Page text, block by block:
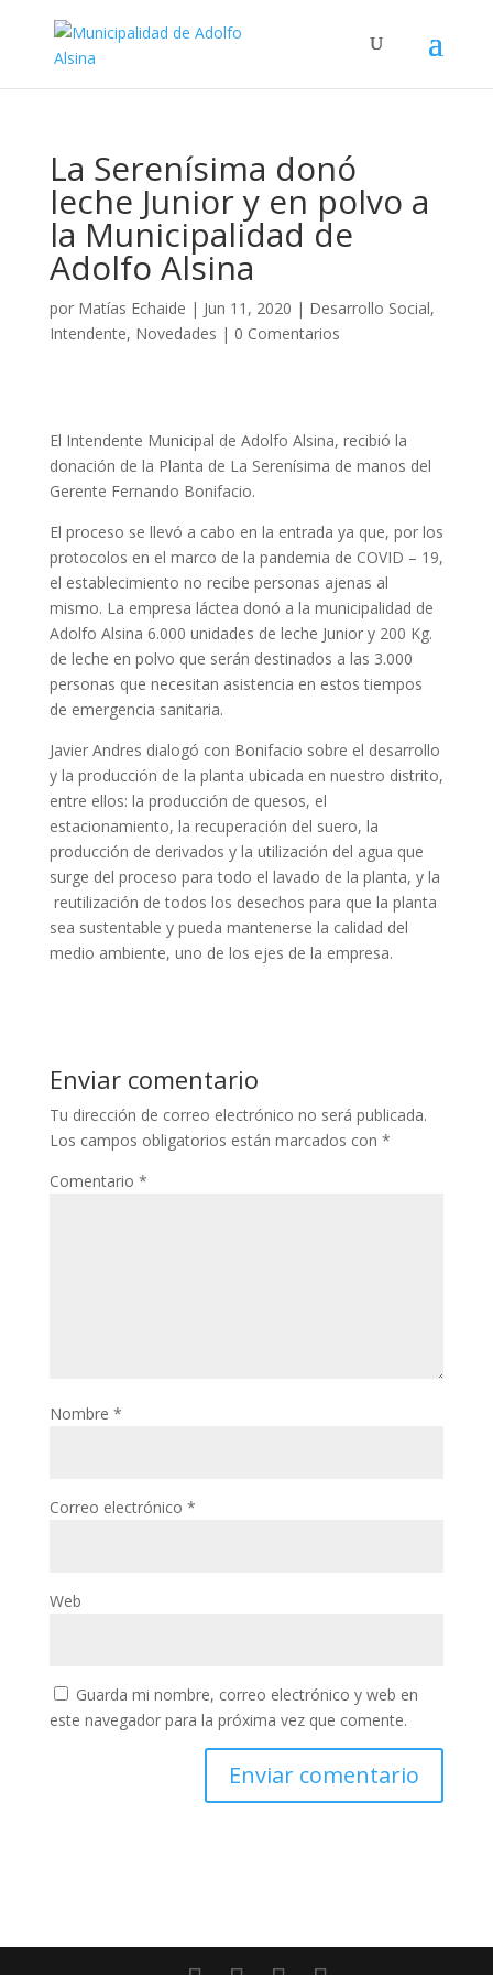
La Serenísima donó
leche Junior y en polvo a
la Municipalidad de
Adolfo Alsina
por Matías Echaide | Jun 11, 2020 | Desarrollo Social,
Intendente, Novedades | 0 Comentarios
El Intendente Municipal de Adolfo Alsina, recibió la
donación de la Planta de La Serenísima de manos del
Gerente Fernando Bonifacio.
El proceso se llevó a cabo en la entrada ya que, por los
protocolos en el marco de la pandemia de COVID – 19,
el establecimiento no recibe personas ajenas al
mismo. La empresa láctea donó a la municipalidad de
Adolfo Alsina 6.000 unidades de leche Junior y 200 Kg.
de leche en polvo que serán destinados a las 3.000
personas que necesitan asistencia en estos tiempos
de emergencia sanitaria.
Javier Andres dialogó con Bonifacio sobre el desarrollo
y la producción de la planta ubicada en nuestro distrito,
entre ellos: la producción de quesos, el
estacionamiento, la recuperación del suero, la
producción de derivados y la utilización del agua que
surge del proceso para todo el lavado de la planta, y la
reutilización de todos los desechos para que la planta
sea sustentable y pueda mantenerse la calidad del
medio ambiente, uno de los ejes de la empresa.
Enviar comentario
Tu dirección de correo electrónico no será publicada.
Los campos obligatorios están marcados con *
Comentario *
Nombre *
Correo electrónico *
Web
Guarda mi nombre, correo electrónico y web en
este navegador para la próxima vez que comente.